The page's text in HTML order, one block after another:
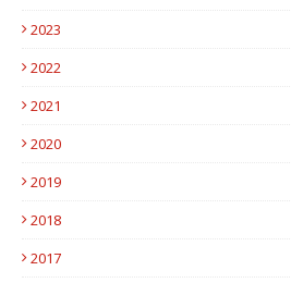
2023
2022
2021
2020
2019
2018
2017